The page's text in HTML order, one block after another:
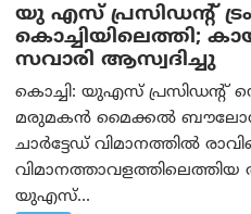
യു എസ് പ്രസിഡന്റ്
കൊച്ചിയിലെത്തി;
സവാരി ആസ്വദിച്ചു
കൊച്ചി: യുഎസ് പ്രസിഡന്റ്
മരുമകൻ മൈക്കൽ ബൗലോസ്
ചാർട്ടേഡ് വിമാനത്തിൽ
യുഎസ്...